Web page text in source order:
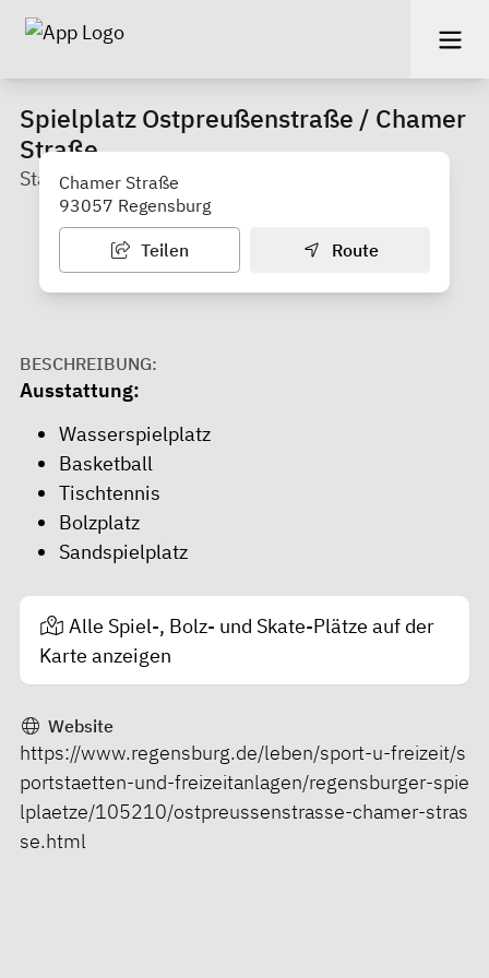
Spielplatz Ostpreußenstraße / Chamer
Straße
Stadtteil: Sallern Gallingkofen
Chamer Straße
93057 Regensburg
Teilen Route
BESCHREIBUNG:
Ausstattung:
Wasserspielplatz
Basketball
Tischtennis
Bolzplatz
Sandspielplatz
Alle Spiel-, Bolz- und Skate-Plätze auf der
Karte anzeigen
Website
https://www.regensburg.de/leben/sport-u-freizeit/s
portstaetten-und-freizeitanlagen/regensburger-spie
lplaetze/105210/ostpreussenstrasse-chamer-stras
se.html